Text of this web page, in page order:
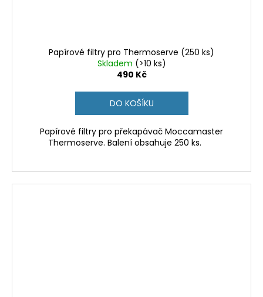
Papírové filtry pro Thermoserve (250 ks)
Skladem (>10 ks)
490 Kč
DO KOŠÍKU
Papírové filtry pro překapávač Moccamaster
Thermoserve. Balení obsahuje 250 ks.